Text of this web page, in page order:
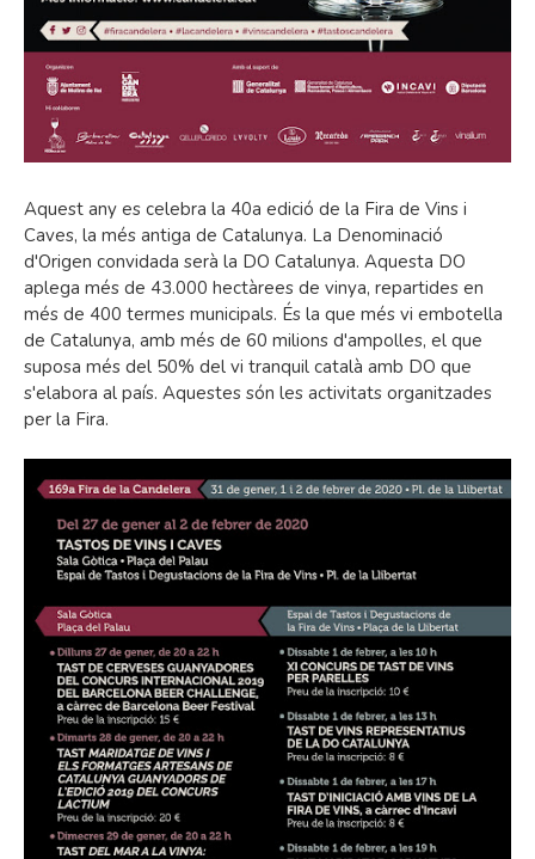
Aquest any es celebra la 40a edició de la Fira de Vins i
Caves, la més antiga de Catalunya. La Denominació
d'Origen convidada serà la DO Catalunya. Aquesta DO
aplega més de 43.000 hectàrees de vinya, repartides en
més de 400 termes municipals. És la que més vi embotella
de Catalunya, amb més de 60 milions d'ampolles, el que
suposa més del 50% del vi tranquil català amb DO que
s'elabora al país. Aquestes són les activitats organitzades
per la Fira.